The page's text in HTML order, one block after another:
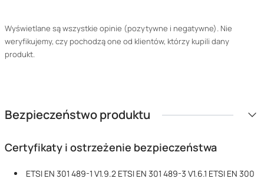
Wyświetlane są wszystkie opinie (pozytywne i negatywne). Nie
weryfikujemy, czy pochodzą one od klientów, którzy kupili dany
produkt.
Bezpieczeństwo produktu
Certyfikaty i ostrzeżenie bezpieczeństwa
ETSI EN 301 489-1 V1.9.2 ETSI EN 301 489-3 V1.6.1 ETSI EN 300